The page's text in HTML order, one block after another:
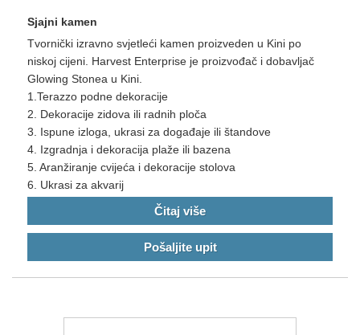
Sjajni kamen
Tvornički izravno svjetleći kamen proizveden u Kini po
niskoj cijeni. Harvest Enterprise je proizvođač i dobavljač
Glowing Stonea u Kini.
1.Terazzo podne dekoracije
2. Dekoracije zidova ili radnih ploča
3. Ispune izloga, ukrasi za događaje ili štandove
4. Izgradnja i dekoracija plaže ili bazena
5. Aranžiranje cvijeća i dekoracije stolova
6. Ukrasi za akvarij
Čitaj više
Pošaljite upit